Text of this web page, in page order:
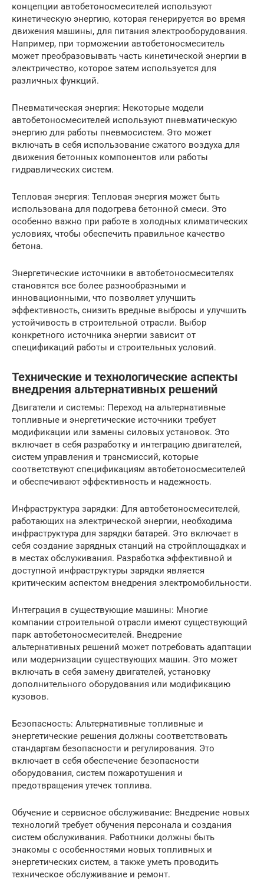
концепции автобетоносмесителей используют
кинетическую энергию, которая генерируется во время
движения машины, для питания электрооборудования.
Например, при торможении автобетоносмеситель
может преобразовывать часть кинетической энергии в
электричество, которое затем используется для
различных функций.
Пневматическая энергия: Некоторые модели
автобетоносмесителей используют пневматическую
энергию для работы пневмосистем. Это может
включать в себя использование сжатого воздуха для
движения бетонных компонентов или работы
гидравлических систем.
Тепловая энергия: Тепловая энергия может быть
использована для подогрева бетонной смеси. Это
особенно важно при работе в холодных климатических
условиях, чтобы обеспечить правильное качество
бетона.
Энергетические источники в автобетоносмесителях
становятся все более разнообразными и
инновационными, что позволяет улучшить
эффективность, снизить вредные выбросы и улучшить
устойчивость в строительной отрасли. Выбор
конкретного источника энергии зависит от
спецификаций работы и строительных условий.
Технические и технологические аспекты
внедрения альтернативных решений
Двигатели и системы: Переход на альтернативные
топливные и энергетические источники требует
модификации или замены силовых установок. Это
включает в себя разработку и интеграцию двигателей,
систем управления и трансмиссий, которые
соответствуют спецификациям автобетоносмесителей
и обеспечивают эффективность и надежность.
Инфраструктура зарядки: Для автобетоносмесителей,
работающих на электрической энергии, необходима
инфраструктура для зарядки батарей. Это включает в
себя создание зарядных станций на стройплощадках и
в местах обслуживания. Разработка эффективной и
доступной инфраструктуры зарядки является
критическим аспектом внедрения электромобильности.
Интеграция в существующие машины: Многие
компании строительной отрасли имеют существующий
парк автобетоносмесителей. Внедрение
альтернативных решений может потребовать адаптации
или модернизации существующих машин. Это может
включать в себя замену двигателей, установку
дополнительного оборудования или модификацию
кузовов.
Безопасность: Альтернативные топливные и
энергетические решения должны соответствовать
стандартам безопасности и регулирования. Это
включает в себя обеспечение безопасности
оборудования, систем пожаротушения и
предотвращения утечек топлива.
Обучение и сервисное обслуживание: Внедрение новых
технологий требует обучения персонала и создания
систем обслуживания. Работники должны быть
знакомы с особенностями новых топливных и
энергетических систем, а также уметь проводить
техническое обслуживание и ремонт.